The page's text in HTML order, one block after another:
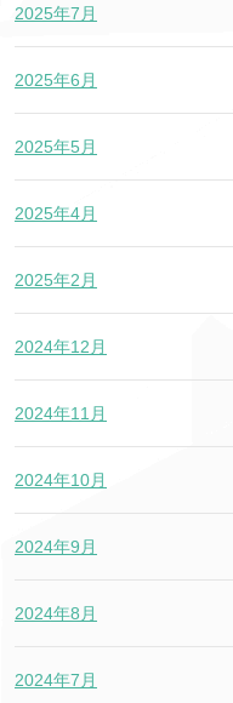
2025年7月
2025年6月
2025年5月
2025年4月
2025年2月
2024年12月
2024年11月
2024年10月
2024年9月
2024年8月
2024年7月